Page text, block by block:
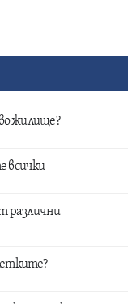
жилище?
всички
различни